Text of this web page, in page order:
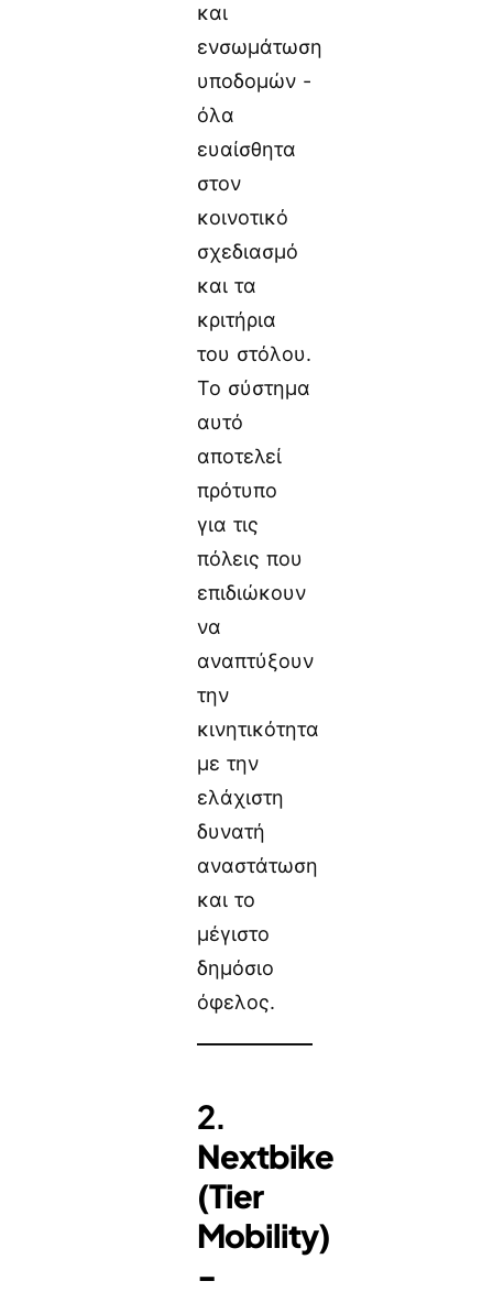
και
ενσωμάτωση
υποδομών -
όλα
ευαίσθητα
στον
κοινοτικό
σχεδιασμό
και τα
κριτήρια
του στόλου.
Το σύστημα
αυτό
αποτελεί
πρότυπο
για τις
πόλεις που
επιδιώκουν
να
αναπτύξουν
την
κινητικότητα
με την
ελάχιστη
δυνατή
αναστάτωση
και το
μέγιστο
δημόσιο
όφελος.
2.
Nextbike
(Tier
Mobility)
-